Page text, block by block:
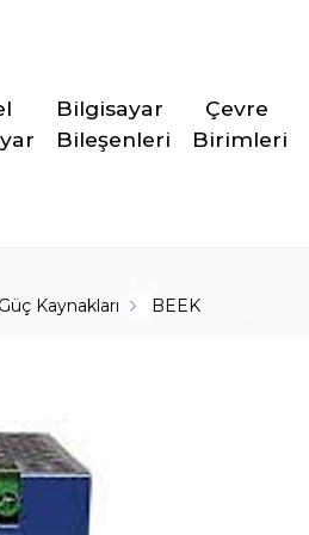
Bilgisayar
Bileşenleri
Çevre
Birimleri
Kaynakları BEEK